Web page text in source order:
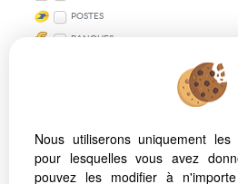
POSTES
BANQUES
TRANSPORT EN COMMUN
VÉLO
MÉTRO
Nous utiliserons uniquement les
pour lesquelles vous avez
pouvez les modifier à